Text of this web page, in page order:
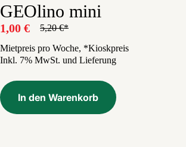
GEOlino mini
5,20€
Ursprünglicher
Preis
war:
1,00 €
Aktueller
Preis
ist:
Mietpreis pro Woche, *Kioskpreis
Inkl. 7% MwSt. und Lieferung
In den Warenkorb